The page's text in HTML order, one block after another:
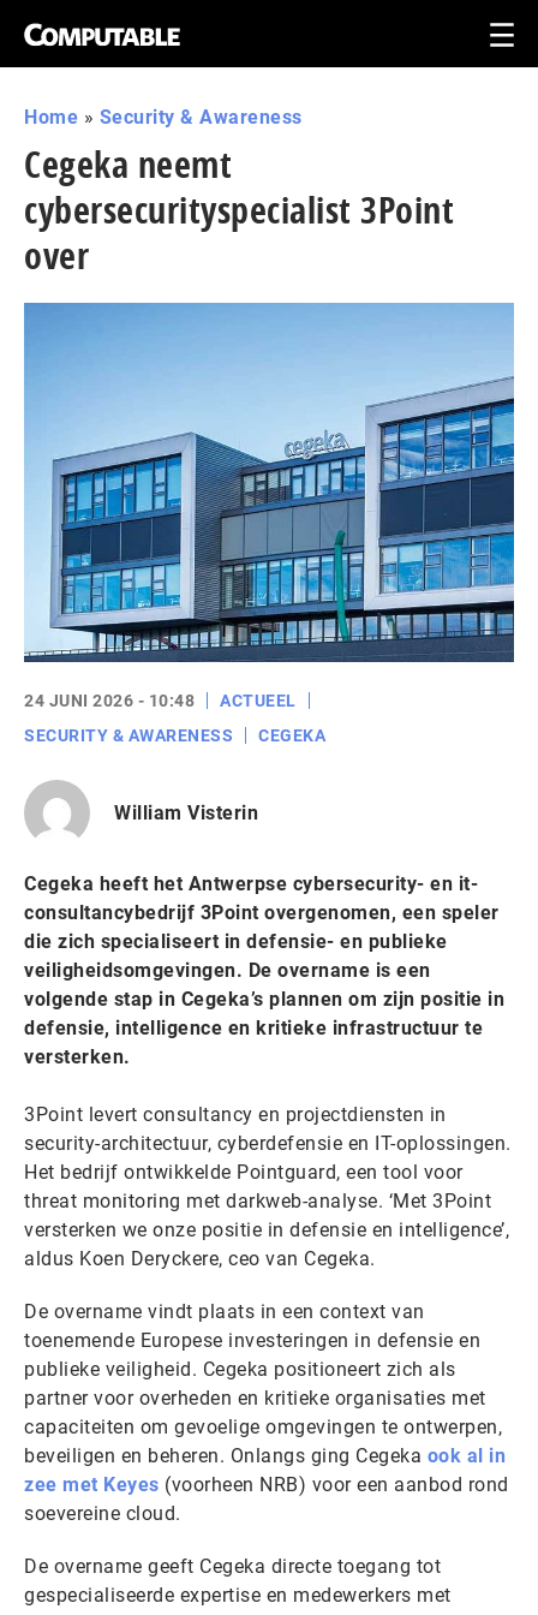
Home » Security & Awareness
Cegeka neemt
cybersecurityspecialist 3Point
over
24 JUNI 2026 - 10:48
ACTUEEL
SECURITY & AWARENESS
CEGEKA
William Visterin
Cegeka heeft het Antwerpse cybersecurity- en it-
consultancybedrijf 3Point overgenomen, een speler
die zich specialiseert in defensie- en publieke
veiligheidsomgevingen. De overname is een
volgende stap in Cegeka’s plannen om zijn positie in
defensie, intelligence en kritieke infrastructuur te
versterken.
3Point levert consultancy en projectdiensten in
security-architectuur, cyberdefensie en IT-oplossingen.
Het bedrijf ontwikkelde Pointguard, een tool voor
threat monitoring met darkweb-analyse. ‘Met 3Point
versterken we onze positie in defensie en intelligence’,
aldus Koen Deryckere, ceo van Cegeka.
De overname vindt plaats in een context van
toenemende Europese investeringen in defensie en
publieke veiligheid. Cegeka positioneert zich als
partner voor overheden en kritieke organisaties met
capaciteiten om gevoelige omgevingen te ontwerpen,
beveiligen en beheren. Onlangs ging Cegeka ook al in
zee met Keyes (voorheen NRB) voor een aanbod rond
soevereine cloud.
De overname geeft Cegeka directe toegang tot
gespecialiseerde expertise en medewerkers met